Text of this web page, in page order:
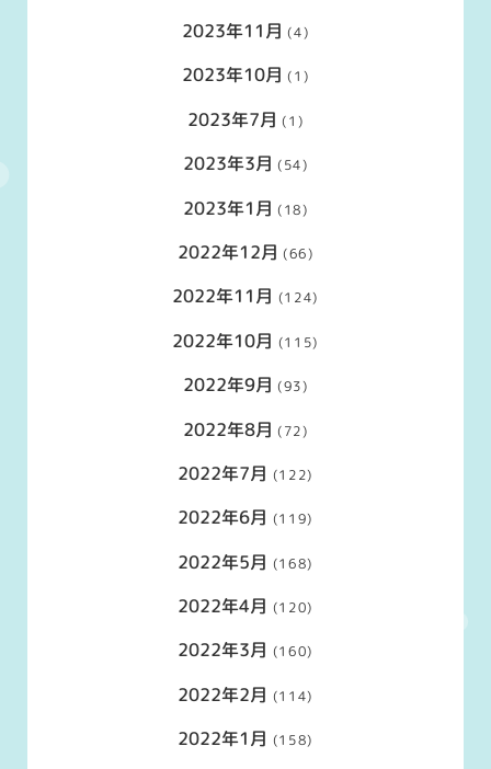
2023年11月 (4)
2023年10月 (1)
2023年7月 (1)
2023年3月 (54)
2023年1月 (18)
2022年12月 (66)
2022年11月 (124)
2022年10月 (115)
2022年9月 (93)
2022年8月 (72)
2022年7月 (122)
2022年6月 (119)
2022年5月 (168)
2022年4月 (120)
2022年3月 (160)
2022年2月 (114)
2022年1月 (158)